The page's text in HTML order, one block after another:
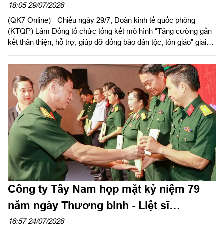
trợ, giúp đỡ đồng bào dân tộc, tôn giáo”
18:05 29/07/2026
(QK7 Online) - Chiều ngày 29/7, Đoàn kinh tế quốc phòng
(KTQP) Lâm Đồng tổ chức tổng kết mô hình “Tăng cường gắn
kết thân thiện, hỗ trợ, giúp đỡ đồng bào dân tộc, tôn giáo” giai
Chính trị Quân khu dự chỉ đạo hội nghị.
Công ty Tây Nam họp mặt kỷ niệm 79
năm ngày Thương binh - Liệt sĩ
(27/7/1947 – 27/7/2026)
16:57 24/07/2026